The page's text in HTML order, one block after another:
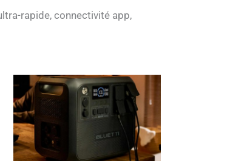
rapide, connectivité app,